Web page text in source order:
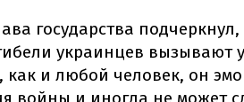
государства
украинцев вызывают
как и любой человек, он